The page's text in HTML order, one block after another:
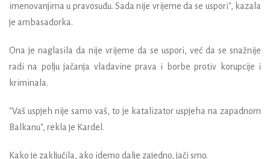
imenovanjima u pravosuđu. Sada nije vrijeme da se uspori", kazala
je ambasadorka.
Ona je naglasila da nije vrijeme da se uspori, već da se snažnije
radi na polju jačanja vladavine prava i borbe protiv korupcije i
kriminala.
"Vaš uspjeh nije samo vaš, to je katalizator uspjeha na zapadnom
Balkanu", rekla je Kardel.
Kako je zaključila, ako idemo dalje zajedno, jači smo.